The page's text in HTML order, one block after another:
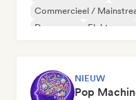
Commercieel /
Droompop
Elektropop
NIEUW